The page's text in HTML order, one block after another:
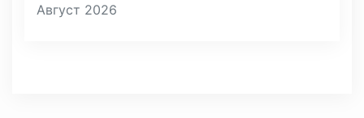
Август 2026